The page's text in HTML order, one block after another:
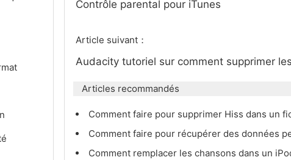
Contrôle parental pour iTunes
Article suivant：
Audacity tutoriel sur comment supprimer
Articles recommandés
Comment faire pour supprimer Hiss dans un
Comment faire pour récupérer des données
Comment remplacer les chansons dans un